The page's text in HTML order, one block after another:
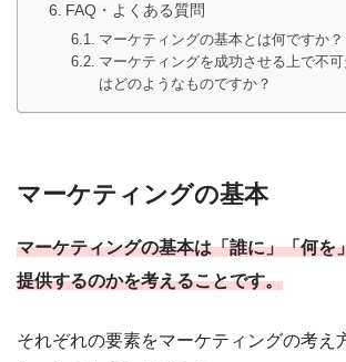
FAQ・よくある質問
マーケティングの基本とは何ですか？
マーケティングを成功させる上で不
はどのようなものですか？
マーケティングの基本
マーケティングの基本は「誰に」「何を
提供するのかを考えることです。
それぞれの要素をマーケティングの考え